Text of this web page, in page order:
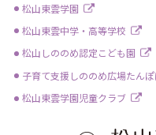
松山東雲学園
松山東雲中学・高等学校
松山しののめ認定こども園
子育て支援しののめ広場たん
松山東雲学園児童クラブ